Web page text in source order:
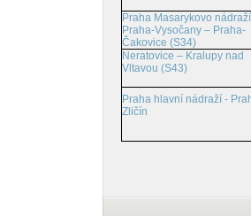
Praha Masarykovo
Praha-Vysočany – Praha-
Čakovice (S34)
Neratovice – Kralupy nad
Vltavou (S43)
Praha hlavní nádraží -
Zličín